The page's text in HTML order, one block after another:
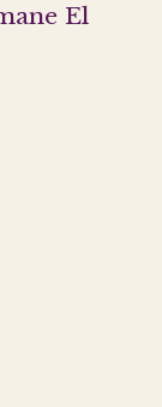
El